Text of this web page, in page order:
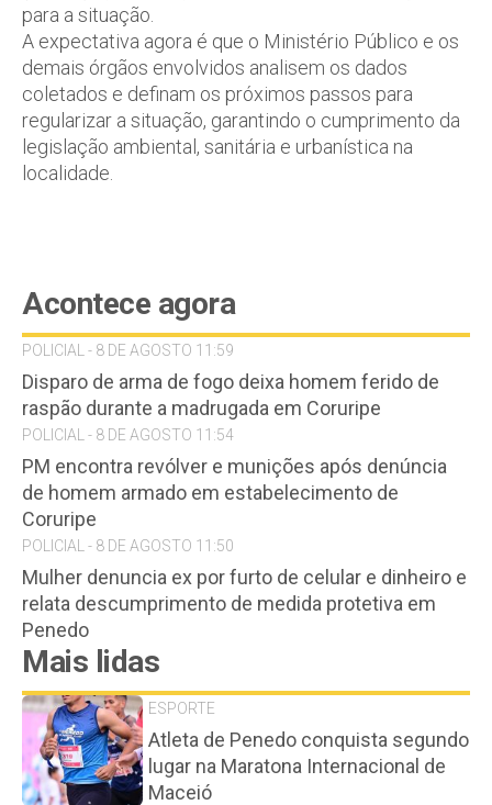
para a situação.
A expectativa agora é que o Ministério Público e os
demais órgãos envolvidos analisem os dados
coletados e definam os próximos passos para
regularizar a situação, garantindo o cumprimento da
legislação ambiental, sanitária e urbanística na
localidade.
Acontece agora
POLICIAL - 8 DE AGOSTO 11:59
Disparo de arma de fogo deixa homem ferido de
raspão durante a madrugada em Coruripe
POLICIAL - 8 DE AGOSTO 11:54
PM encontra revólver e munições após denúncia
de homem armado em estabelecimento de
Coruripe
POLICIAL - 8 DE AGOSTO 11:50
Mulher denuncia ex por furto de celular e dinheiro e
relata descumprimento de medida protetiva em
Penedo
Mais lidas
ESPORTE
Atleta de Penedo conquista segundo
lugar na Maratona Internacional de
Maceió